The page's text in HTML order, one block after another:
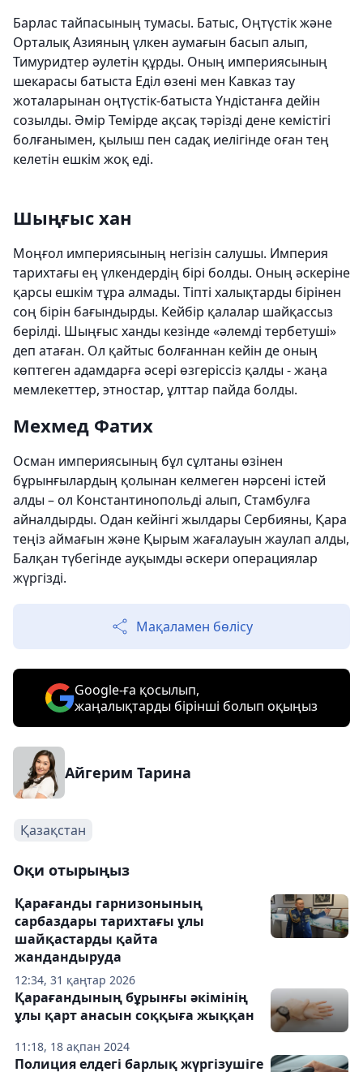
Барлас тайпасының тумасы. Батыс, Оңтүстік және
Орталық Азияның үлкен аумағын басып алып,
Тимуридтер әулетін құрды. Оның империясының
шекарасы батыста Еділ өзені мен Кавказ тау
жоталарынан оңтүстік-батыста Үндістанға дейін
созылды. Әмір Темірде ақсақ тәрізді дене кемістігі
болғанымен, қылыш пен садақ иелігінде оған тең
келетін ешкім жоқ еді.
Шыңғыс хан
Моңғол империясының негізін салушы. Империя
тарихтағы ең үлкендердің бірі болды. Оның әскеріне
қарсы ешкім тұра алмады. Тіпті халықтарды бірінен
соң бірін бағындырды. Кейбір қалалар шайқассыз
берілді. Шыңғыс ханды кезінде «әлемді тербетуші»
деп атаған. Ол қайтыс болғаннан кейін де оның
көптеген адамдарға әсері өзгеріссіз қалды - жаңа
мемлекеттер, этностар, ұлттар пайда болды.
Мехмед Фатих
Осман империясының бұл сұлтаны өзінен
бұрынғылардың қолынан келмеген нәрсені істей
алды – ол Константинопольді алып, Стамбулға
айналдырды. Одан кейінгі жылдары Сербияны, Қара
теңіз аймағын және Қырым жағалауын жаулап алды,
Балқан түбегінде ауқымды әскери операциялар
жүргізді.
Мақаламен бөлісу
Google-ға қосылып,
жаңалықтарды бірінші болып оқыңыз
Айгерим Тарина
Қазақстан
Оқи отырыңыз
12:34, 31 қаңтар 2026
Қарағанды гарнизонының
сарбаздары тарихтағы ұлы
шайқастарды қайта
жандандыруда
11:18, 18 ақпан 2024
Қарағандының бұрынғы әкімінің
ұлы қарт анасын соққыға жыққан
Полиция елдегі барлық жүргізушіге